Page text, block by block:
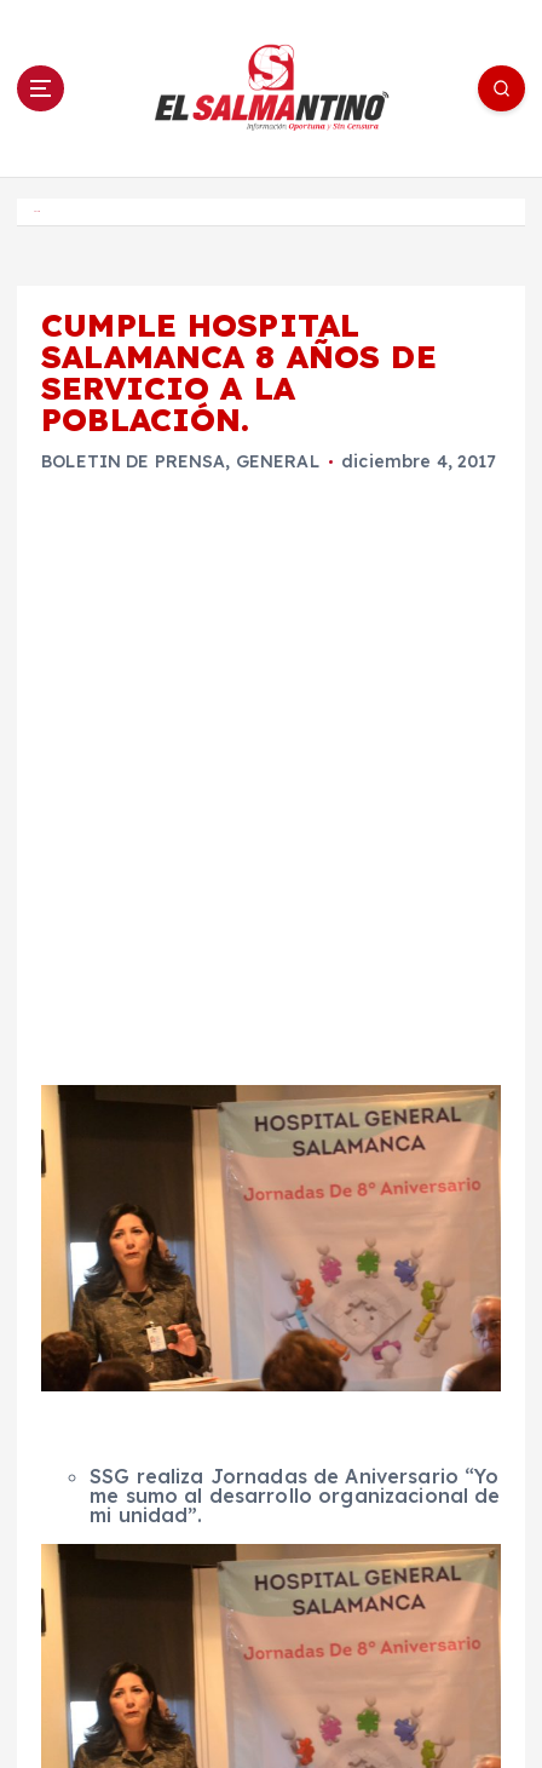
n El Salmantino - medios/noticias/editorial
CUMPLE HOSPITAL
SALAMANCA 8 AÑOS DE
SERVICIO A LA
POBLACIÓN.
BOLETIN DE PRENSA, GENERAL diciembre 4, 2017
SSG realiza Jornadas de Aniversario “Yo
me sumo al desarrollo organizacional de
mi unidad”.